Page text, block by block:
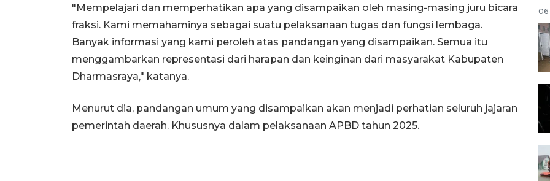
"Mempelajari dan memperhatikan apa yang disampaikan oleh masing-masing juru bicara
fraksi. Kami memahaminya sebagai suatu pelaksanaan tugas dan fungsi lembaga.
Banyak informasi yang kami peroleh atas pandangan yang disampaikan. Semua itu
menggambarkan representasi dari harapan dan keinginan dari masyarakat Kabupaten
Dharmasraya," katanya.
Menurut dia, pandangan umum yang disampaikan akan menjadi perhatian seluruh jajaran
pemerintah daerah. Khususnya dalam pelaksanaan APBD tahun 2025.
06